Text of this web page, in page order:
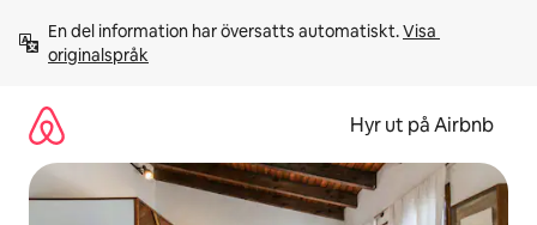
innehåll
En del information har översatts automatiskt. Visa
originalspråk
Hyr ut på Airbnb